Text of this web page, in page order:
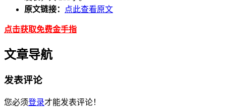
原文链接：
点此查看原文
点击获取免费金手指
文章导航
发表评论
您必须登录才能发表评论！